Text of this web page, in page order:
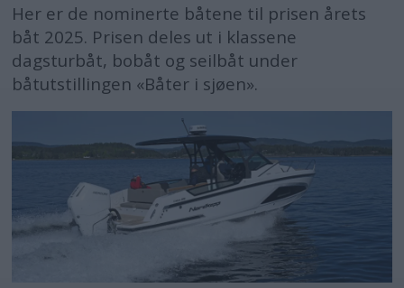
Her er de nominerte båtene til prisen årets
båt 2025. Prisen deles ut i klassene
dagsturbåt, bobåt og seilbåt under
båtutstillingen «Båter i sjøen».